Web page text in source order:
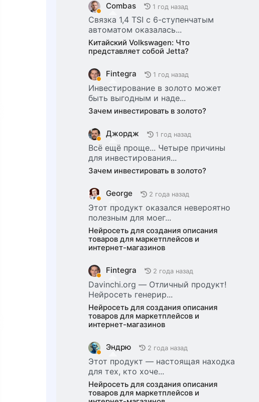
Combas 1 год назад
Связка 1,4 TSI с 6-ступенчатым
автоматом оказалась...
Китайский Volkswagen: Что
представляет собой Jetta?
Fintegra 1 год назад
Инвестирование в золото может
быть выгодным и наде...
Зачем инвестировать в золото?
Джордж 1 год назад
Всё ещё проще... Четыре причины
для инвестирования...
Зачем инвестировать в золото?
George 2 года назад
Этот продукт оказался невероятно
полезным для моег...
Нейросеть для создания описания
товаров для маркетплейсов и
интернет-магазинов
Fintegra 2 года назад
Davinchi.org — Отличный продукт!
Нейросеть генерир...
Нейросеть для создания описания
товаров для маркетплейсов и
интернет-магазинов
Эндрю 2 года назад
Этот продукт — настоящая находка
для тех, кто хоче...
Нейросеть для создания описания
товаров для маркетплейсов и